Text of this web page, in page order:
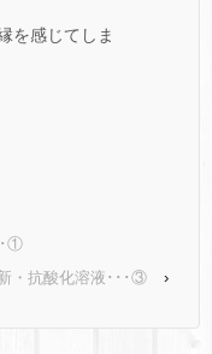
を感じてしま
･①
・抗酸化溶液･･･③
›